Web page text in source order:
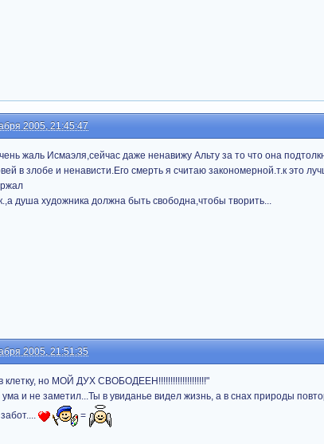
2005, 21:45:47
жаль Исмаэля,сейчас даже ненавижу Альту за то что она
в злобе и ненависти.Его смерть я считаю закономерной.т.к это
душа художника должна быть свободна,чтобы творить...
2005, 21:51:35
клетку, но МОЙ ДУХ СВОБОДЕЕН!!!!!!!!!!!!!!!!!!!!"
и не заметил...Ты в увиданье видел жизнь, а в снах природы
=